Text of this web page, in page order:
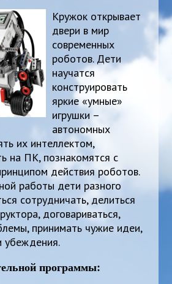
Кружок открывает
двери в мир
современных
роботов. Дети
научатся
конструировать
яркие «умные»
игрушки –
автономных
их интеллектом,
на ПК, познакомятся с
действия роботов.
работы дети разного
сотрудничать, делиться
договариваться,
принимать чужие идеи,
убеждения.
программы: